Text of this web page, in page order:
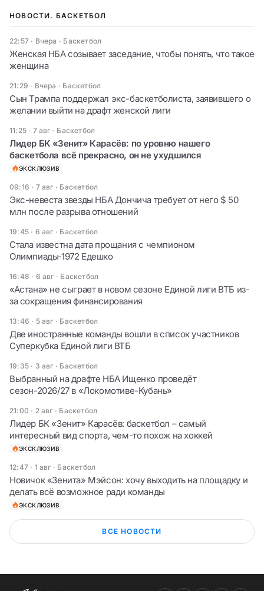
НОВОСТИ. БАСКЕТБОЛ
22:57 · Вчера · Баскетбол
Женская НБА созывает заседание, чтобы понять, что такое
женщина
21:29 · Вчера · Баскетбол
Сын Трампа поддержал экс-баскетболиста, заявившего о
желании выйти на драфт женской лиги
11:25 · 7 авг · Баскетбол
Лидер БК «Зенит» Карасёв: по уровню нашего
баскетбола всё прекрасно, он не ухудшился
ЭКСКЛЮЗИВ
09:16 · 7 авг · Баскетбол
Экс-невеста звезды НБА Дончича требует от него $ 50
млн после разрыва отношений
19:45 · 6 авг · Баскетбол
Стала известна дата прощания с чемпионом
Олимпиады‑1972 Едешко
16:48 · 6 авг · Баскетбол
«Астана» не сыграет в новом сезоне Единой лиги ВТБ из-
за сокращения финансирования
13:46 · 5 авг · Баскетбол
Две иностранные команды вошли в список участников
Суперкубка Единой лиги ВТБ
19:35 · 3 авг · Баскетбол
Выбранный на драфте НБА Ищенко проведёт
сезон-2026/27 в «Локомотиве-Кубань»
21:00 · 2 авг · Баскетбол
Лидер БК «Зенит» Карасёв: баскетбол – самый
интересный вид спорта, чем-то похож на хоккей
ЭКСКЛЮЗИВ
12:47 · 1 авг · Баскетбол
Новичок «Зенита» Мэйсон: хочу выходить на площадку и
делать всё возможное ради команды
ЭКСКЛЮЗИВ
ВСЕ НОВОСТИ